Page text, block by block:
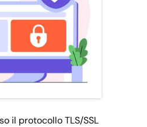
il protocollo TLS/SSL